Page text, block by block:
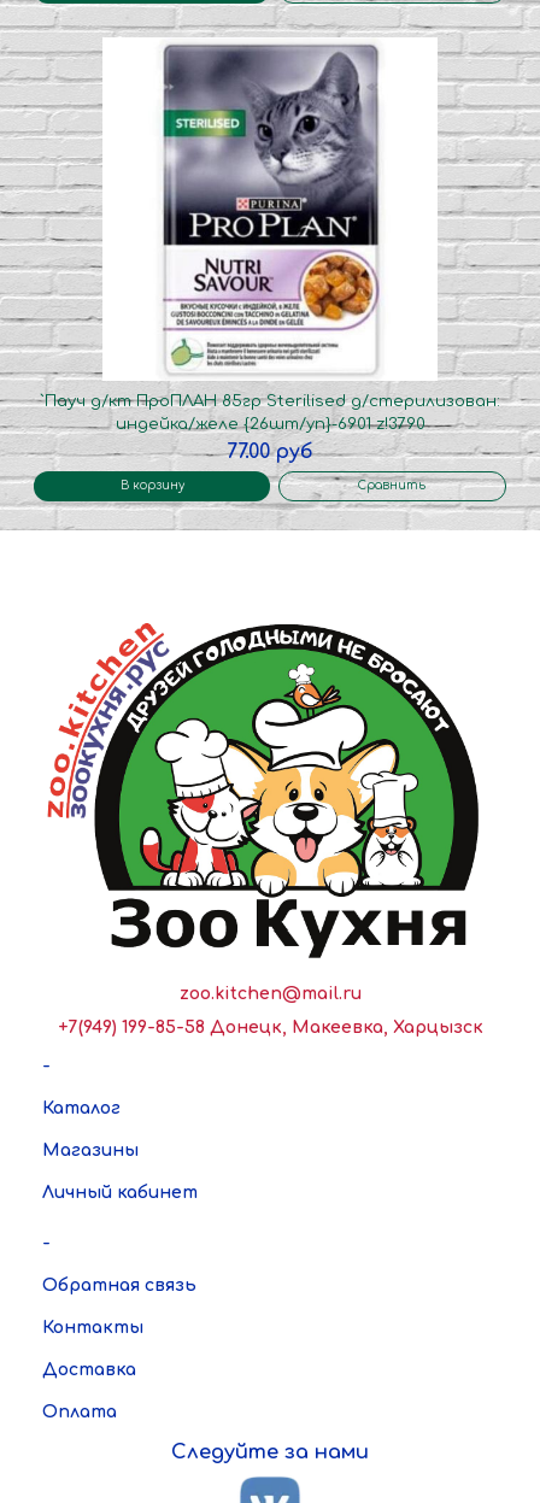
`Пауч д/кт ПроПЛАН 85гр Sterilised д/стерилизован:
индейка/желе {26шт/уп}-6901 z!3790
77.00 руб
В корзину Сравнить
zoo.kitchen@mail.ru
+7(949) 199-85-58 Донецк, Макеевка, Харцызск
-
Каталог
Магазины
Личный кабинет
-
Обратная связь
Контакты
Доставка
Оплата
Следуйте за нами